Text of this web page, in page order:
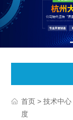
首页 >技术中心
度